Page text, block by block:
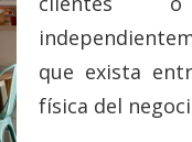
que exista
física del